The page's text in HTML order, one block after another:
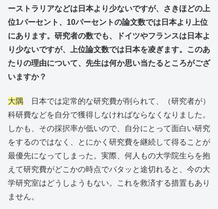
ーストラリアなどは日本より少ないですが、さきほどの上
位1パーセント、10パーセントの論文数では日本より上位
にあります。研究者の数でも、ドイツやフランスは日本よ
り少ないですが、上位論文数では日本を凌ぎます。このあ
たりの理由について、先生は何か思い当たるところがござ
いますか？
大隅 日本では定常的な研究費が削られて、（研究者が）
科研費などを自分で獲得しなければならなくなりました。
しかも、その採択率が低いので、自分にとって面白い研究
をするのではなく、とにかく研究費を継続して得ることが
最優先になってしまった。実際、何人もの大学院生らを抱
えて研究費がどこかの時点でパタッと途切れると、今の大
学研究室はどうしようもない。これを救済する措置もあり
ません。